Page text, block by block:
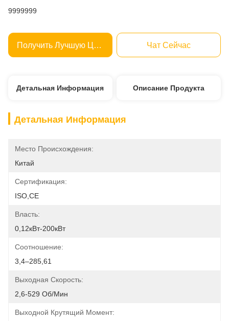
9999999
Получить Лучшую Цену Чат Сейчас
Детальная Информация Описание Продукта
Детальная Информация
Место Происхождения:
Китай
Сертификация:
ISO,CE
Власть:
0,12кВт-200кВт
Соотношение:
3,4–285,61
Выходная Скорость:
2,6-529 Об/мин
Выходной Крутящий Момент: